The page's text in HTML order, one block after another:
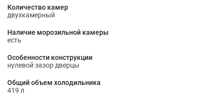
Количество камер
двухкамерный
Наличие морозильной камеры
есть
Особенности конструкции
нулевой зазор дверцы
Общий объем холодильника
419 л